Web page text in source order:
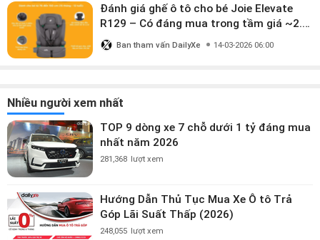
Đánh giá ghế ô tô cho bé Joie Elevate
R129 – Có đáng mua trong tầm giá ~2.8
triệu?
Ban tham vấn DailyXe 14-03-2026 06:00
Nhiều người xem nhất
TOP 9 dòng xe 7 chỗ dưới 1 tỷ đáng mua
nhất năm 2026
281,368 lượt xem
Hướng Dẫn Thủ Tục Mua Xe Ô tô Trả
Góp Lãi Suất Thấp (2026)
248,055 lượt xem